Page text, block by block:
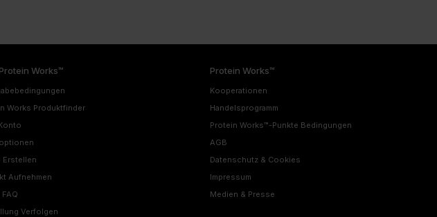
Works™
Works Produktfinder
Erstellen
Aufnehmen
FAQ
Verfolgen
Protein Works™
Kooperationen
Handelsprogramm
Protein Works™-Punkte Bedingungen
AGB
Datenschutz & Cookies
Impressum
Medien & Presse